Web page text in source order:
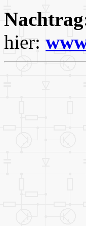
hier: